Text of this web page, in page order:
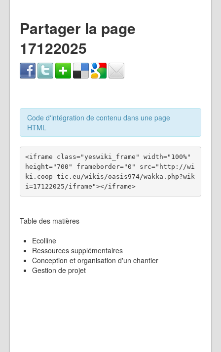
Partager la page
17122025
Code d'intégration de contenu dans une page
HTML
<iframe class="yeswiki_frame" width="100%"
height="700" frameborder="0" src="http://wi
ki.coop-tic.eu/wikis/oasis974/wakka.php?wik
i=17122025/iframe"></iframe>
Table des matières
Ecolline
Ressources supplémentaires
Conception et organisation d'un chantier
Gestion de projet